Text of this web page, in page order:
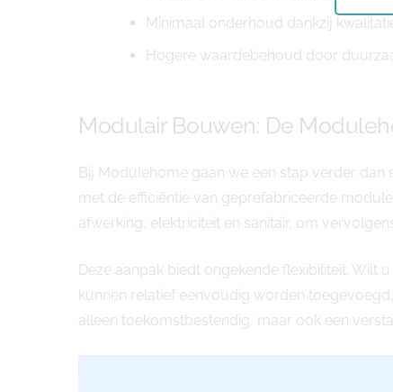
Minimaal onderhoud dankzij
Hogere waardebehoud door
Modulair Bouwen: De
Bij Modulehome gaan we een stap verder
met de efficiëntie van geprefabriceerde
afwerking, elektriciteit en sanitair, om
Deze aanpak biedt ongekende flexibiliteit.
kunnen relatief eenvoudig worden
alleen toekomstbestendig, maar ook een